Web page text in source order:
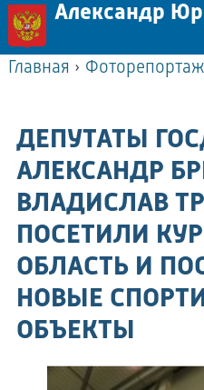
Александр
Главная › Фоторепортаж
ДЕПУТАТЫ
АЛЕКСАНДР
ВЛАДИСЛАВ
ПОСЕТИЛИ
ОБЛАСТЬ И
НОВЫЕ
ОБЪЕКТЫ